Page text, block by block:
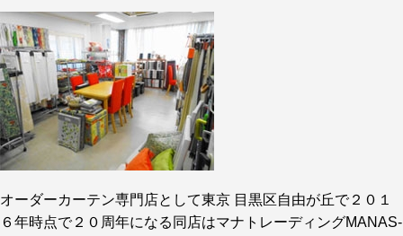
オーダーカーテン専門店として東京 目黒区自由が丘で２０１
６年時点で２０周年になる同店はマナトレーディングMANAS-